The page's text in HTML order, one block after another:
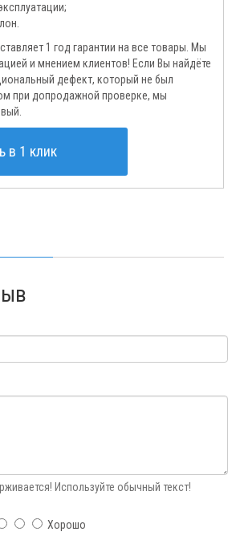
1 год гарантии на все товары. Мы
и мнением клиентов! Если Вы найдёте
дефект, который не был
при допродажной проверке, мы
в 1 клик
Используйте обычный текст!
Хорошо